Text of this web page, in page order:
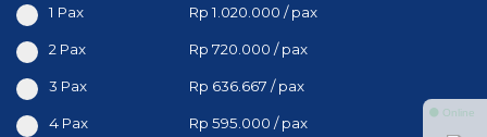
1 Pax Rp 1.020.000 / pax
2 Pax Rp 720.000 / pax
3 Pax Rp 636.667 / pax
4 Pax Rp 595.000 / pax
⚫ Online